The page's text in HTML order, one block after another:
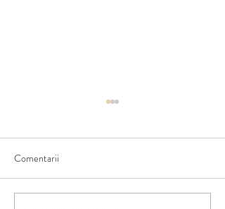
Crabul si perlele
Comentarii